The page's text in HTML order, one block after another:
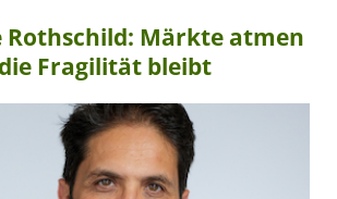
Rothschild: Märkte atmen
Fragilität bleibt